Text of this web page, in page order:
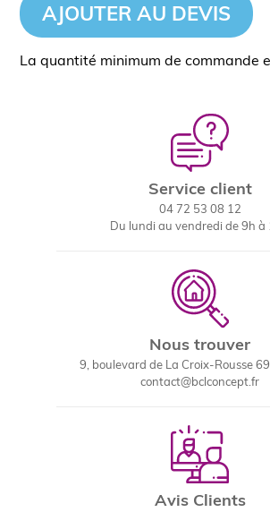
AJOUTER AU DEVIS
La quantité minimum de commande
Service client
04 72 53 08 12
Du lundi au vendredi de 9h à
Nous trouver
9, boulevard de La Croix-Rousse
contact@bclconcept.fr
Avis Clients